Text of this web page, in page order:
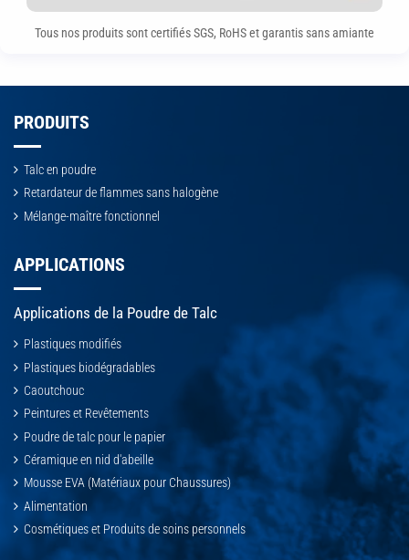
Tous nos produits sont certifiés SGS, RoHS et garantis sans amiante
PRODUITS
Talc en poudre
Retardateur de flammes sans halogène
Mélange-maître fonctionnel
APPLICATIONS
Applications de la Poudre de Talc
Plastiques modifiés
Plastiques biodégradables
Caoutchouc
Peintures et Revêtements
Poudre de talc pour le papier
Céramique en nid d'abeille
Mousse EVA (Matériaux pour Chaussures)
Alimentation
Cosmétiques et Produits de soins personnels